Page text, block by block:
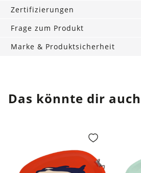
Zertifizierungen
Frage zum Produkt
Marke & Produktsicherheit
Das könnte dir